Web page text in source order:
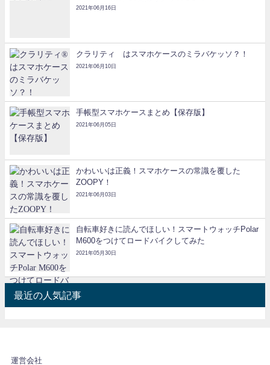
2021年06月16日
クラリティ®はスマホケースのミラバケッソ？！
2021年06月10日
手帳型スマホケースまとめ【保存版】
2021年06月05日
かわいいは正義！スマホケースの常識を覆した
ZOOPY！
2021年06月03日
自転車好きに読んでほしい！スマートウォッチPolar
M600をつけてロードバイクしてみた
2021年05月30日
最近の人気記事
運営会社